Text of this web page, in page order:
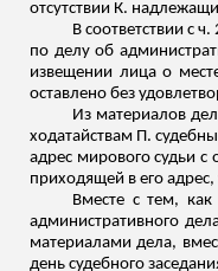
отсутствии К.
В соответствии с
по делу об
извещении лица о
оставлено без
Из материалов
ходатайствам П.
адрес мирового судьи
приходящей в его
Вместе с тем,
административного
материалами дела,
день судебного